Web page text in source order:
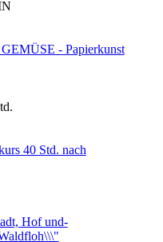
- Papierkunst
40 Std. nach
Hof und-